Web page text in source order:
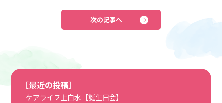
次の記事へ
［最近の投稿］
ケアライフ上白水【誕生日会】